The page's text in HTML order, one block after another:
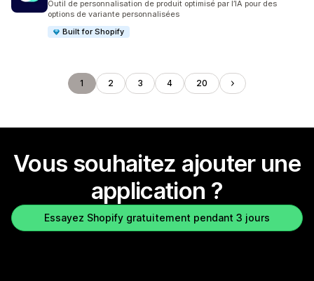
Outil de personnalisation de produit optimisé par l’IA pour des
options de variante personnalisées
Built for Shopify
1 2 3 4 20
Vous souhaitez ajouter une
application ?
Essayez Shopify gratuitement pendant 3 jours